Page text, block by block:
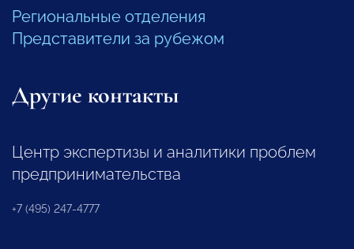
Региональные отделения
Представители за рубежом
Другие контакты
Центр экспертизы и аналитики проблем
предпринимательства
+7 (495) 247-4777